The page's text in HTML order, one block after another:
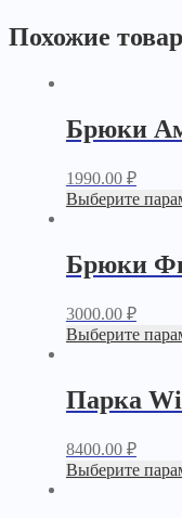
Похожие
Брюки
1990.00 ₽
Выберите
Брюки
3000.00 ₽
Выберите
Парка
8400.00 ₽
Выберите